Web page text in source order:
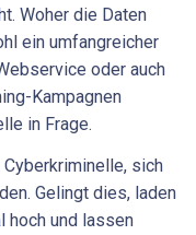
Woher die Daten
ein umfangreicher
oder auch
Kampagnen
in Frage.
sich
Gelingt dies, laden
hoch und lassen